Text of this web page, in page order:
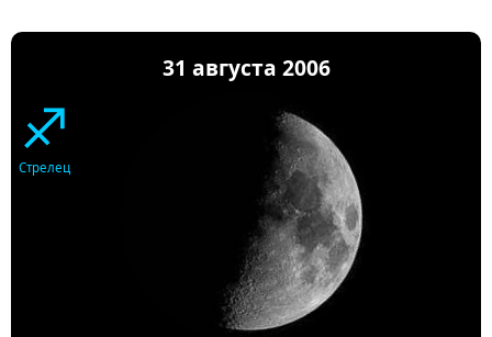
31 августа 2006
♐
Стрелец